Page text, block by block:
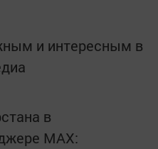
и интересным в
в
MАХ: